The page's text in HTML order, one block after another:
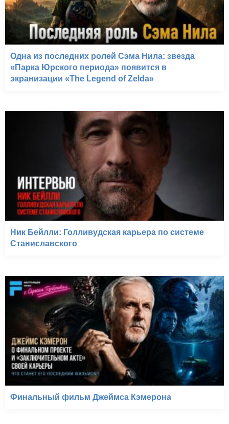
Одна из последних ролей Сэма Нила: звезда
«Парка Юрского периода» появится в
экранизации «The Legend of Zelda»
Ник Бейлли: Голливудская карьера по системе
Станиславского
Финальный фильм Джеймса Кэмерона